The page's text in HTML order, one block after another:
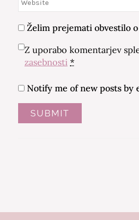
Želim prejemati obvestilo
Z uporabo komentarjev
zasebnosti *
Notify me of new posts by